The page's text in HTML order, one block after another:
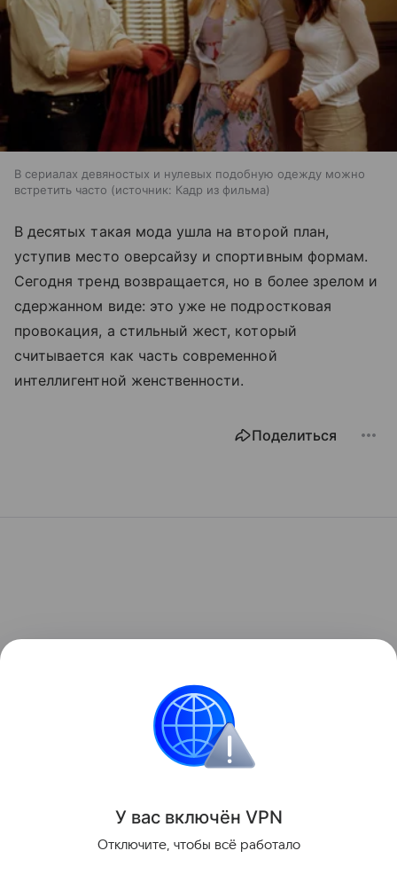
В сериалах девяностых и нулевых подобную одежду можно
встретить часто
источник: Кадр из фильма
В десятых такая мода ушла на второй план,
уступив место оверсайзу и спортивным формам.
Сегодня тренд возвращается, но в более зрелом и
сдержанном виде: это уже не подростковая
провокация, а стильный жест, который
считывается как часть современной
интеллигентной женственности.
Поделиться
У вас включён VPN
Отключите, чтобы всё работало